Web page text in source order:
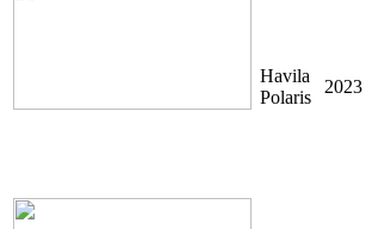
Havila
Polaris
2023